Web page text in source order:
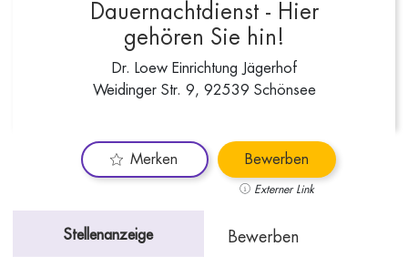
Dauernachtdienst - Hier
gehören Sie hin!
Dr. Loew Einrichtung Jägerhof
Weidinger Str. 9, 92539 Schönsee
Merken Bewerben
Externer Link
Stellenanzeige Bewerben